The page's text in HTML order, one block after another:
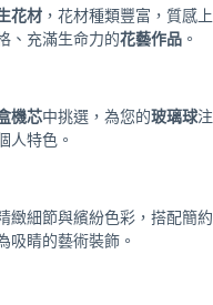
花材 ，花材種類豐富，質感上
、充滿生命力的花藝作品 。
機芯中挑選，為您的玻璃球注
人特色。
緻細節與繽紛色彩，搭配簡約
吸睛的藝術裝飾。